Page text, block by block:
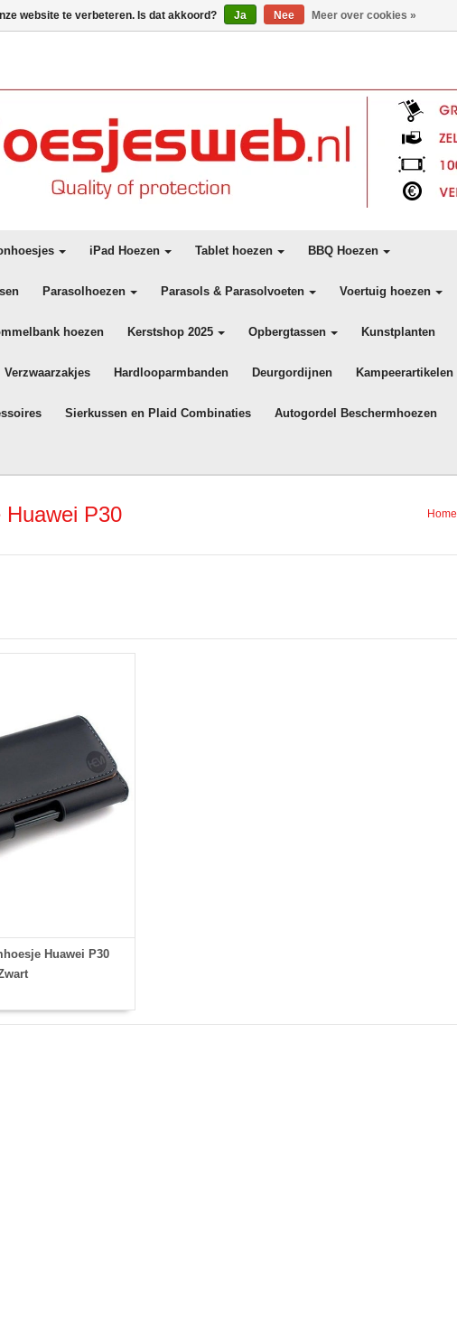
iPad Hoezen Tablet hoezen BBQ Hoezen
Parasolhoezen Parasols & Parasolvoeten Voertuig hoezen
hoezen Kerstshop 2025 Opbergtassen Kunstplanten
Verzwaarzakjes Hardlooparmbanden Deurgordijnen Kampeerartikelen
Sierkussen en Plaid Combinaties Autogordel Beschermhoezen
Huawei P30 Home
Huawei P30
website te verbeteren. Is dat akkoord? Ja Nee Meer over cookies »